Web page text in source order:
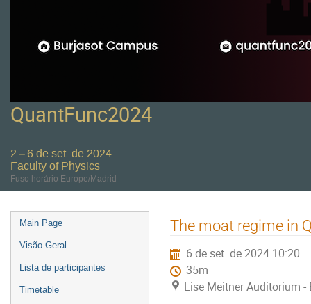
QuantFunc2024
2 – 6 de set. de 2024
Faculty of Physics
Fuso horário Europe/Madrid
Event
menu
Main Page
Visão Geral
Lista de participantes
Timetable
The moat regime in
6 de set. de 2024 10:20
35m
Lise Meitner Auditorium